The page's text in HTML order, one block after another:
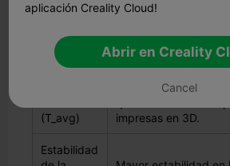
(T_max)
Las carcasas
comparación con la
carcasa.
(T_avg)
Más baja en las
impresas en 3D.
Estabilidad
aplicación Creality Cloud!
Abrir en Creality
Cancel